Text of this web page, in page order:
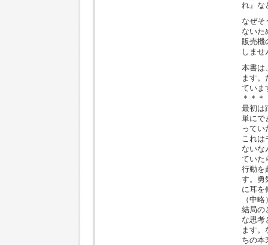
れ』な
なぜそ
ないた
販売機
しま
本書は
ます。
ていま
＊＊＊
最初は
単にで
ってい
これは
ないな
ていた
行動を
す。勇
に耳を
（中略
結局の
な思考
ます。
ちの本